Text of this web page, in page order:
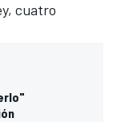
cuatro